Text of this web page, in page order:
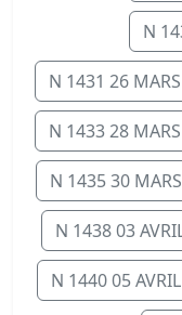
N
N 1431 26
N 1433 28
N 1435 30
N 1438 03
N 1440 05